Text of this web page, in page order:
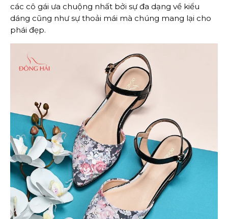
các cô gái ưa chuộng nhất bởi sự đa dạng về kiểu
dáng cũng như sự thoải mái mà chúng mang lại cho
phái đẹp.